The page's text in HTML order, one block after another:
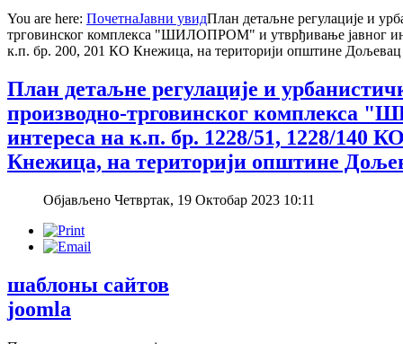
You are here: ПочетнаЈавни увидПлан детаљне регулације и
трговинског комплекса "ШИЛОПРОМ" и утврђивање јавног
к.п. бр. 200, 201 КО Кнежица, на територији општине Дољевац
План детаљне регулације и
производно-трговинског
интереса на к.п. бр. 1228/51, 1228/140
Кнежица, на територији општине
Објављено Четвртак, 19 Октобар 2023 10:11
шаблоны сайтов
joomla